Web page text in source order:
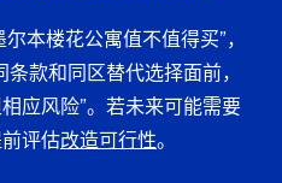
本楼花公寓值不值得买”，
款和同区替代选择面前，
应风险”。若未来可能需要
评估改造可行性。